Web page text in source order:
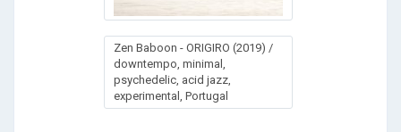
Zеn Ваbооn - ОRIGIRО (2019) /
downtempo, minimal,
psychedelic, acid jazz,
experimental, Portugal